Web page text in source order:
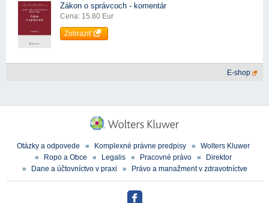
Zákon o správcoch - komentár
Cena: 15.80 Eur
Zobraziť
E-shop
Otázky a odpovede Komplexné právne predpisy
Wolters Kluwer
Ropo a Obce
Legalis Pracovné právo
Direktor
Dane a účtovníctvo v praxi
Právo a manažment v zdravotníctve